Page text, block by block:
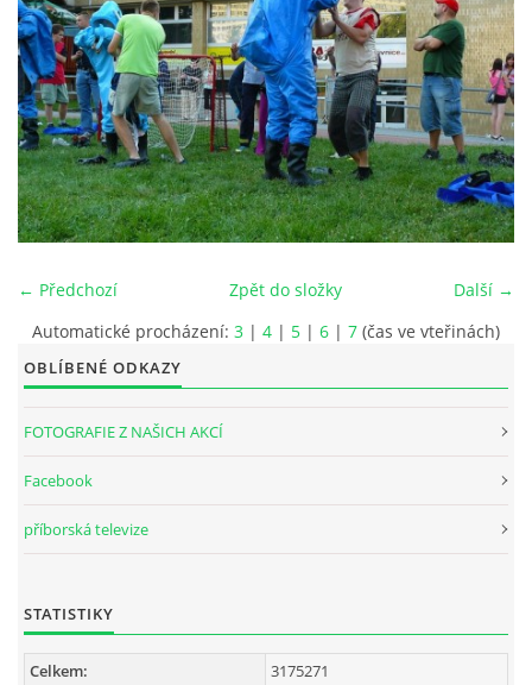
FOTOALBUM
VIDEA
INTERNÍ SEKCE
← Předchozí Další →
Zpět do složky
Automatické procházení: 3 | 4 | 5 | 6 | 7 (čas ve vteřinách)
OBLÍBENÉ ODKAZY
FOTOGRAFIE Z NAŠICH AKCÍ
Facebook
příborská televize
STATISTIKY
Celkem: 3175271